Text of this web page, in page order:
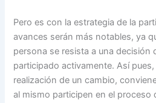
Pero es con la estrategia de la
avances serán más notables, ya
persona se resista a una decisión
participado activamente. Así
realización de un cambio,
al mismo participen en el proceso